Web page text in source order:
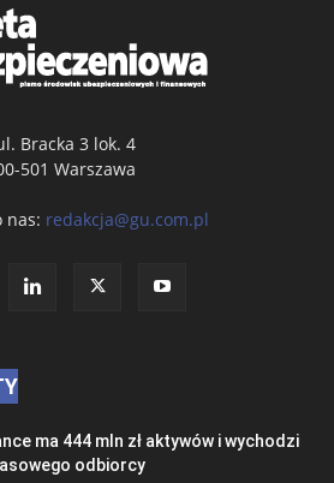
Bracka 3 lok. 4
501 Warszawa
nas: redakcja@gu.com.pl
ma 444 mln zł aktywów i wychodzi
odbiorcy